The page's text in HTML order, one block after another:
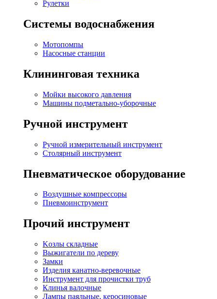
Рулетки
Системы водоснабжения
Мотопомпы
Насосные станции
Клининговая техника
Мойки высокого давления
Машины подметально-уборочные
Ручной инструмент
Ручной измерительный инструмент
Столярный инструмент
Пневматическое оборудование
Воздушные компрессоры
Пневмоинструмент
Прочий инструмент
Kозлы складные
Выжигатели по дереву
Замки
Изделия канатно-веревочные
Инструмент для прочистки труб
Клинья валочные
Лампы паяльные, керосиновые